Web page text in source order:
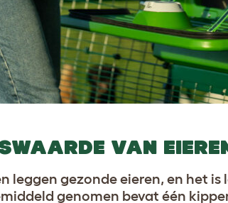
VAN
leggen gezonde eieren, en het
genomen bevat één